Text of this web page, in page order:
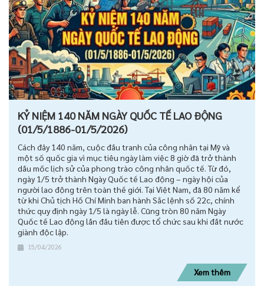
KỶ NIỆM 140 NĂM NGÀY QUỐC TẾ LAO ĐỘNG
(01/5/1886-01/5/2026)
Cách đây 140 năm, cuộc đấu tranh của công nhân tại Mỹ và
một số quốc gia vì mục tiêu ngày làm việc 8 giờ đã trở thành
dấu mốc lịch sử của phong trào công nhân quốc tế. Từ đó,
ngày 1/5 trở thành Ngày Quốc tế Lao động – ngày hội của
người lao động trên toàn thế giới. Tại Việt Nam, đã 80 năm kể
từ khi Chủ tịch Hồ Chí Minh ban hành Sắc lệnh số 22c, chính
thức quy định ngày 1/5 là ngày lễ. Cũng tròn 80 năm Ngày
Quốc tế Lao động lần đầu tiên được tổ chức sau khi đất nước
giành độc lập.
15/04/2026
Xem thêm